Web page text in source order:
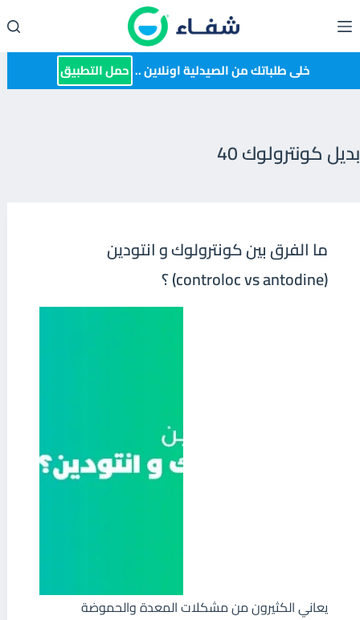
إلى
المحتوى خلى طلباتك من الصيدلية اونلاين .. حمل التطبيق
بديل كونترولوك 40
ما الفرق بين كونترولوك و انتودين
(controloc vs antodine) ؟
يعاني الكثيرون من مشكلات المعدة والحموضة